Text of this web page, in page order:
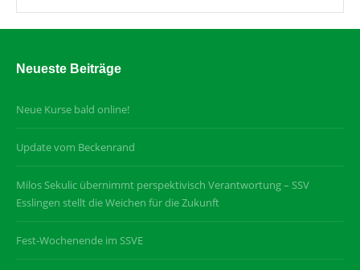
Neueste Beiträge
Neue Kurse bald online!
Update vom Beckenrand
Milos Sekulic übernimmt perspektivisch Verantwortung – SSV
Esslingen stellt die Weichen für die Zukunft
Fest-Wochenende im SSVE